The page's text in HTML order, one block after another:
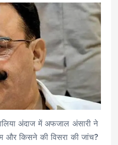
अंदाज में अफजाल अंसारी ने
और किसने की विसरा की जांच?